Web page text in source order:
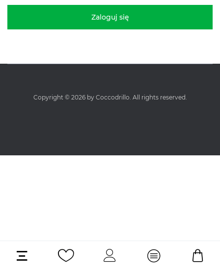
Zaloguj się
Copyright © 2026 by Coccodrillo. All rights reserved.